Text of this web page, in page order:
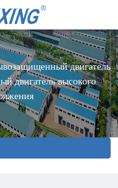
двигатель
двигатель высокого